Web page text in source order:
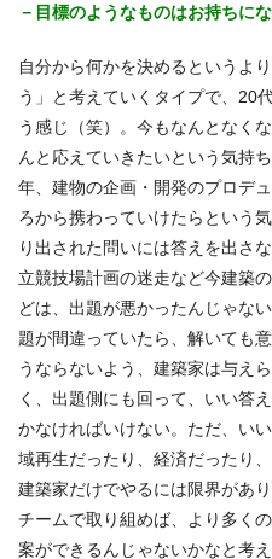
－目標のようなものはお持ちに
自分から何かを決めるというよ
う」と考えていくタイプで、20
う感じ（笑）。今もなんとなく
んと応えていきたいという気持
年、建物の企画・開発のプロデ
ろから携わっていけたらという
り出された問いには答えを出さ
立競技場計画の迷走など今建築
どは、出題が悪かったんじゃな
題が間違っていたら、解いても
うならないよう、建築家は与え
く、出題側にも回って、いい答
かなければいけない。ただ、い
域再生だったり、経済だったり
建築家だけでやるには限界があ
チームで取り組めば、より多く
案ができるんじゃないかなと考え